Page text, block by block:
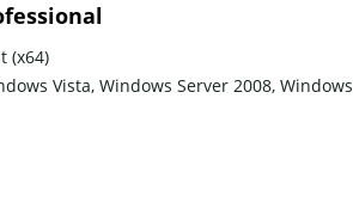
(x64)
Vista, Windows Server 2008,